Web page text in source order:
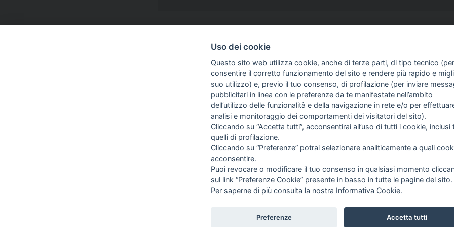
INFO AZIENDA
DOVE SIAMO
TERMINI E CONDIZIONI
PREFERENZE COOKIE
NEWS
SCHEDE TECNICHE
VIDEO
OFFERTE
PROCEDURA
ACQUISTO
PAGAMENTI
DIRITTO DI
SPEDIZIONI E
MARCHIO REGISTRATO FENCI GROUP S.R.L. | P.I. & C.F. 14534871000
Uso dei cookie
Questo sito web utilizza cookie, anche di terze parti, di tipo tecnico (per
consentire il corretto funzionamento del sito e rendere più rapido e
suo utilizzo) e, previo il tuo consenso, di profilazione (per inviare
pubblicitari in linea con le preferenze da te manifestate nell’ambito
dell’utilizzo delle funzionalità e della navigazione in rete e/o per
analisi e monitoraggio dei comportamenti dei visitatori del sito).
Cliccando su “Accetta tutti”, acconsentirai all’uso di tutti i cookie, inclusi
quelli di profilazione.
Cliccando su “Preferenze” potrai selezionare analiticamente a quali
acconsentire.
Puoi revocare o modificare il tuo consenso in qualsiasi momento
sul link “Preferenze Cookie” presente in basso in tutte le pagine del sito.
Per saperne di più consulta la nostra Informativa Cookie.
Preferenze Accetta tutti